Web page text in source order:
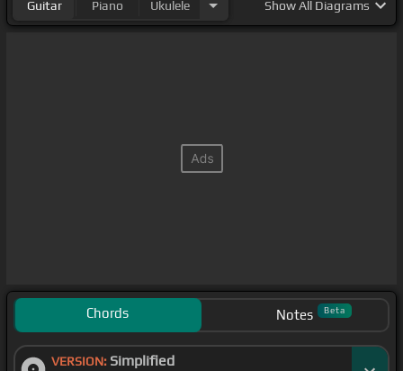
Guitar Piano Ukulele ShowAll Diagrams
Chords Notes Beta
VERSION: Simplified